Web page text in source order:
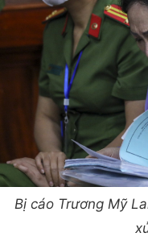
Bị cáo Trương Mỹ